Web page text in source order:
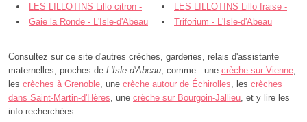
LES LILLOTINS Lillo citron -
L'Isle-d'Abeau
LES LILLOTINS Lillo fraise -
L'Isle-d'Abeau
Gaie la Ronde - L'Isle-d'Abeau Triforium - L'Isle-d'Abeau
Consultez sur ce site d'autres crèches, garderies, relais d'assistante
maternelles, proches de L'Isle-d'Abeau, comme : une crèche sur Vienne,
les crèches à Grenoble, une crèche autour de Échirolles, les crèches
dans Saint-Martin-d'Hères, une crèche sur Bourgoin-Jallieu, et y lire les
info recherchées.